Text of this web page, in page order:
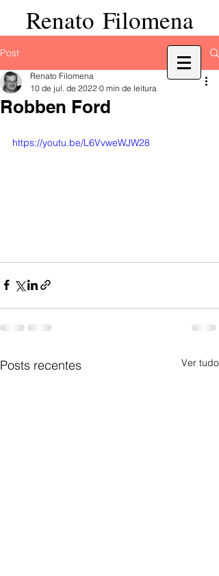
Renato Filomena
Post
Robben Ford
Renato Filomena
10 de jul. de 2022 0 min de leitura
https://youtu.be/L6VvweWJW28
Posts recentes Ver tudo